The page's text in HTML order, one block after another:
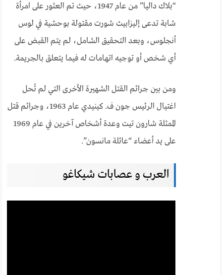
“بلاك داليا” من عام 1947، حيث تم العثور على امرأة
شابة تدعى إليزابيث شورت مقتولة بوحشية في لوس
أنجلوس، وبعد التحقيق الشامل، لم يتم القبض على
أي شخص أو توجيه اتهامات له فيما يتعلق بالجريمة.
ومن بين جرائم القتل الشهيرة الأخرى التي لم تُحل
اغتيال الرئيس جون ف. كينيدي عام 1963، وجرائم قتل
الممثلة شارون تيت وعدة أشخاص آخرين في عام 1969
على يد أعضاء “عائلة مانسون”.
العرب و عصابات شيكاغو